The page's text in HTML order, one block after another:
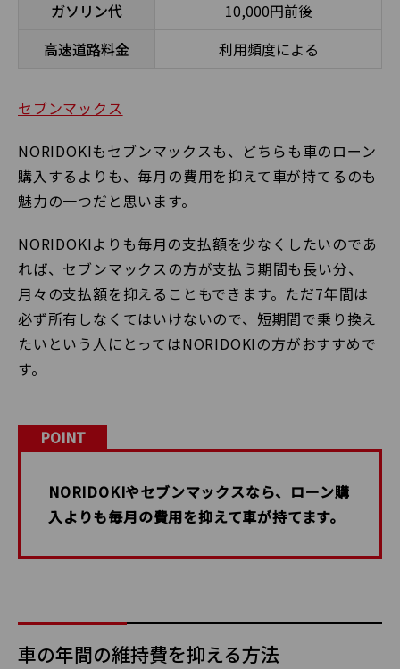
ガソリン代
10,000円前後
高速道路料金
利用頻度による
セブンマックス
NORIDOKIもセブンマックスも、どちらも車のローン
購入するよりも、毎月の費用を抑えて車が持てるのも
魅力の一つだと思います。
NORIDOKIよりも毎月の支払額を少なくしたいのであ
れば、セブンマックスの方が支払う期間も長い分、
月々の支払額を抑えることもできます。ただ7年間は
必ず所有しなくてはいけないので、短期間で乗り換え
たいという人にとってはNORIDOKIの方がおすすめで
す。
POINT
NORIDOKIやセブンマックスなら、ローン購
入よりも毎月の費用を抑えて車が持てます。
車の年間の維持費を抑える方法